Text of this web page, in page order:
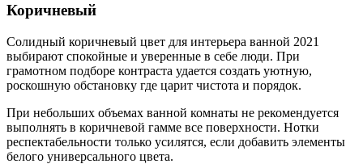
Коричневый
Солидный коричневый цвет для интерьера ванной 2021
выбирают спокойные и уверенные в себе люди. При
грамотном подборе контраста удается создать уютную,
роскошную обстановку где царит чистота и порядок.
При небольших объемах ванной комнаты не рекомендуется
выполнять в коричневой гамме все поверхности. Нотки
респектабельности только усилятся, если добавить элементы
белого универсального цвета.